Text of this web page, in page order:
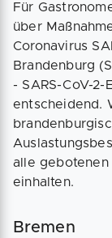
Für
über
Coronavirus
Brandenburg
- SARS-CoV-
entscheidend.
alle gebotenen
einhalten.
Bremen